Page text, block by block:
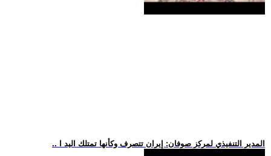
.. المدير التنفيذي لمركز صوفان: إيران تتصرف وكأنها تمتلك اليد ا